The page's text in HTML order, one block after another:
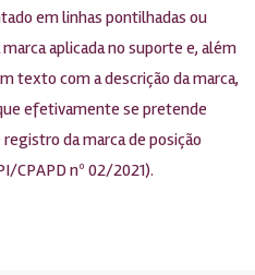
em linhas pontilhadas ou
aplicada no suporte e, além
texto com a descrição da marca,
efetivamente se pretende
da marca de posição
CPAPD nº 02/2021).